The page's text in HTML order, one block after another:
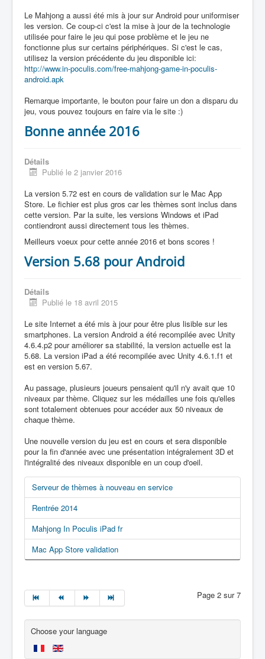
Le Mahjong a aussi été mis à jour sur Android pour uniformiser
les version. Ce coup-ci c'est la mise à jour de la technologie
utilisée pour faire le jeu qui pose problème et le jeu ne
fonctionne plus sur certains périphériques. Si c'est le cas,
utilisez la version précédente du jeu disponible ici:
http://www.in-poculis.com/free-mahjong-game-in-poculis-
android.apk
Remarque importante, le bouton pour faire un don a disparu du
jeu, vous pouvez toujours en faire via le site :)
Bonne année 2016
Détails
Publié le 2 janvier 2016
La version 5.72 est en cours de validation sur le Mac App
Store. Le fichier est plus gros car les thèmes sont inclus dans
cette version. Par la suite, les versions Windows et iPad
contiendront aussi directement tous les thèmes.
Meilleurs voeux pour cette année 2016 et bons scores !
Version 5.68 pour Android
Détails
Publié le 18 avril 2015
Le site Internet a été mis à jour pour être plus lisible sur les
smartphones. La version Android a été recompilée avec Unity
4.6.4.p2 pour améliorer sa stabilité, la version actuelle est la
5.68. La version iPad a été recompilée avec Unity 4.6.1.f1 et
est en version 5.67.
Au passage, plusieurs joueurs pensaient qu'il n'y avait que 10
niveaux par thème. Cliquez sur les médailles une fois qu'elles
sont totalement obtenues pour accéder aux 50 niveaux de
chaque thème.
Une nouvelle version du jeu est en cours et sera disponible
pour la fin d'année avec une présentation intégralement 3D et
l'intégralité des niveaux disponible en un coup d'oeil.
Serveur de thèmes à nouveau en service
Rentrée 2014
Mahjong In Poculis iPad fr
Mac App Store validation
Page 2 sur 7
Choose your language